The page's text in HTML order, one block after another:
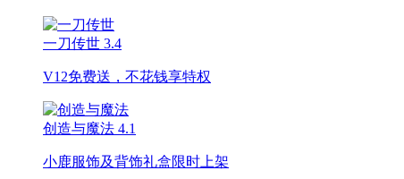
一刀传世 3.4
V12免费送，不花钱享特权
创造与魔法 4.1
小鹿服饰及背饰礼盒限时上架